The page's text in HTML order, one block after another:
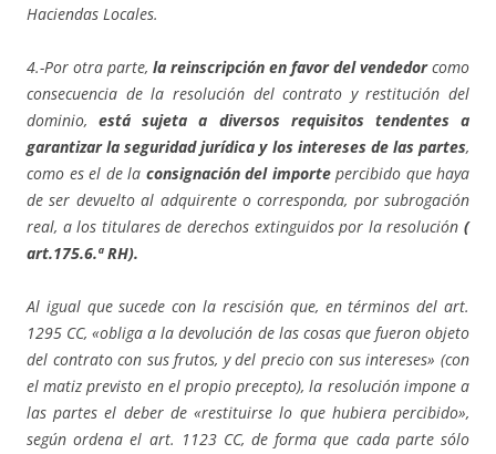
Haciendas Locales.
4.-Por otra parte, la reinscripción en favor del vendedorcomo
consecuencia de la resolución del contrato y restitución del
dominio,está sujeta a diversos requisitos tendentes a
garantizar la seguridad jurídica y los intereses de las partes,
como es el de la consignación del importepercibido que haya
de ser devuelto al adquirente o corresponda, por subrogación
real, a los titulares de derechos extinguidos por la resolución (
art.175.6.ª RH).
Al igual que sucede con la rescisión que, en términos del art.
1295 CC, «obliga a la devolución de las cosas que fueron objeto
del contrato con sus frutos, y del precio con sus intereses» (con
el matiz previsto en el propio precepto), la resolución impone a
las partes el deber de «restituirse lo que hubiera percibido»,
según ordena el art. 1123 CC, de forma que cada parte sólo